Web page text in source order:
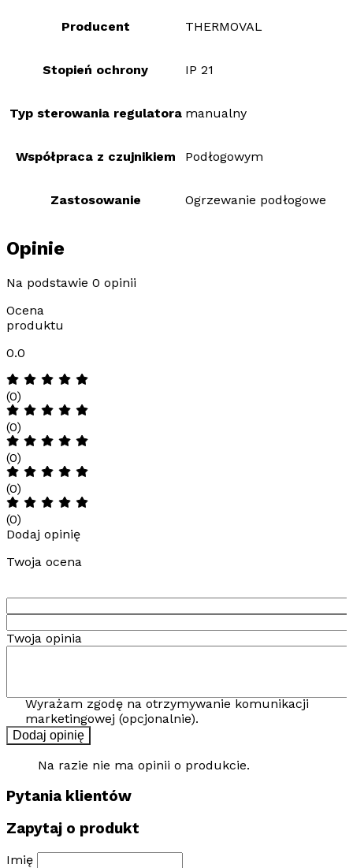
Producent THERMOVAL
Stopień ochrony IP 21
Typ sterowania regulatora manualny
Współpraca z czujnikiem Podłogowym
Zastosowanie Ogrzewanie podłogowe
Opinie
Na podstawie 0 opinii
Ocena
produktu
0.0
(0)
(0)
(0)
(0)
(0)
Dodaj opinię
Twoja ocena
Twoja opinia
Wyrażam zgodę na otrzymywanie komunikacji
marketingowej (opcjonalnie).
Dodaj opinię
Na razie nie ma opinii o produkcie.
Pytania klientów
Zapytaj o produkt
Imię